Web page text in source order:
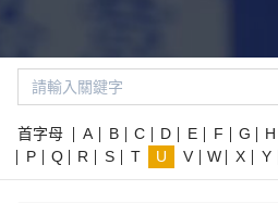
首字母 A B C D E F G H
P
Q R S T U V W X Y